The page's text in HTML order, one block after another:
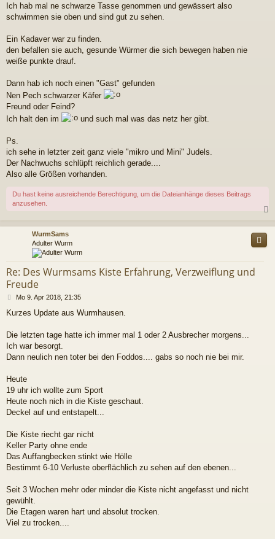
Ich hab mal ne schwarze Tasse genommen und gewässert also
schwimmen sie oben und sind gut zu sehen.
Ein Kadaver war zu finden.
den befallen sie auch, gesunde Würmer die sich bewegen haben nie
weiße punkte drauf.
Dann hab ich noch einen "Gast" gefunden
Nen Pech schwarzer Käfer
Freund oder Feind?
Ich halt den im
und such mal was das netz her gibt.
Ps.
ich sehe in letzter zeit ganz viele "mikro und Mini" Judels.
Der Nachwuchs schlüpft reichlich gerade....
Also alle Größen vorhanden.
Du hast keine ausreichende Berechtigung, um die Dateianhänge dieses Beitrags
anzusehen.
c
WurmSams
Adulter Wurm
Re: Des Wurmsams Kiste Erfahrung, Verzweiflung und
Freude
B
i
r
a
Mo 9. Apr 2018, 21:35
Kurzes Update aus Wurmhausen.
Die letzten tage hatte ich immer mal 1 oder 2 Ausbrecher morgens...
Ich war besorgt.
Dann neulich nen toter bei den Foddos.... gabs so noch nie bei mir.
Heute
19 uhr ich wollte zum Sport
Heute noch nich in die Kiste geschaut.
Deckel auf und entstapelt...
Die Kiste riecht gar nicht
Keller Party ohne ende
Das Auffangbecken stinkt wie Hölle
Bestimmt 6-10 Verluste oberflächlich zu sehen auf den ebenen...
Seit 3 Wochen mehr oder minder die Kiste nicht angefasst und nicht
gewühlt.
Die Etagen waren hart und absolut trocken.
Viel zu trocken....